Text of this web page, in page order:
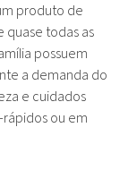
produto de
todas as
possuem
a demanda do
e cuidados
rápidos ou em